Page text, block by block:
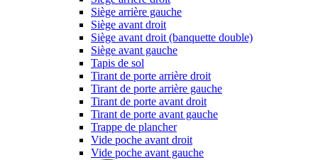
Siège arrière gauche
Siège avant droit
Siège avant droit (banquette double)
Siège avant gauche
Tapis de sol
Tirant de porte arrière droit
Tirant de porte arrière gauche
Tirant de porte avant droit
Tirant de porte avant gauche
Trappe de plancher
Vide poche avant droit
Vide poche avant gauche